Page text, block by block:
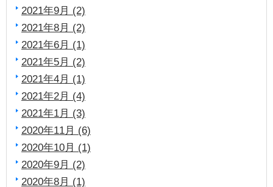
2021年9月 (2)
2021年8月 (2)
2021年6月 (1)
2021年5月 (2)
2021年4月 (1)
2021年2月 (4)
2021年1月 (3)
2020年11月 (6)
2020年10月 (1)
2020年9月 (2)
2020年8月 (1)